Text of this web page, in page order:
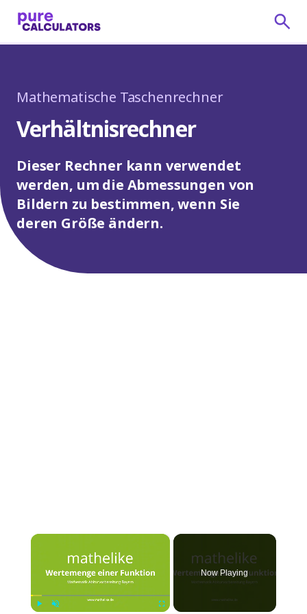
Mathematische Taschenrechner
Verhältnisrechner
Dieser Rechner kann verwendet
werden, um die Abmessungen von
Bildern zu bestimmen, wenn Sie
deren Größe ändern.
×
Now Playing